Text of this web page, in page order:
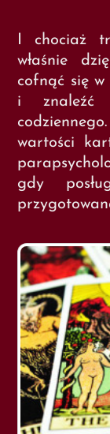
I chociaż
właśnie
cofnąć się w
i znaleźć
wartości
gdy